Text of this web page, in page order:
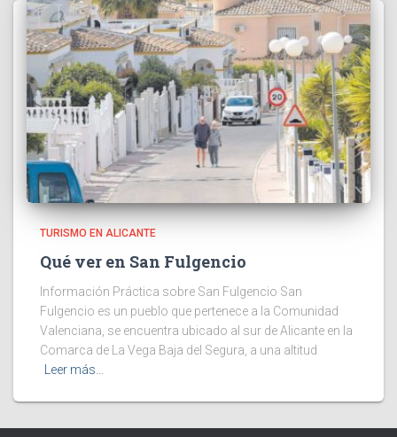
TURISMO EN ALICANTE
Qué ver en San Fulgencio
Información Práctica sobre San Fulgencio San
Fulgencio es un pueblo que pertenece a la Comunidad
Valenciana, se encuentra ubicado al sur de Alicante en la
Comarca de La Vega Baja del Segura, a una altitud
Leer más…